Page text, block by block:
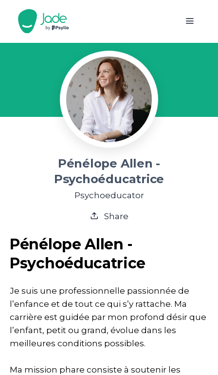
Pénélope Allen -
Psychoéducatrice
Psychoeducator
Share
Pénélope Allen -
Psychoéducatrice
Je suis une professionnelle passionnée de
l’enfance et de tout ce qui s’y rattache. Ma
carrière est guidée par mon profond désir que
l’enfant, petit ou grand, évolue dans les
meilleures conditions possibles.
Ma mission phare consiste à soutenir les